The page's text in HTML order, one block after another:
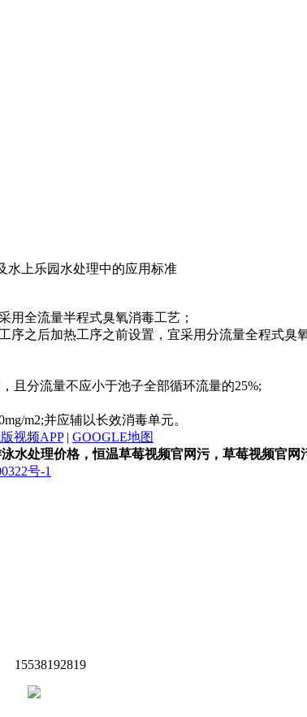
水上乐园水处理中的应用标准
用全流量半程式臭氧消毒工艺；
之后加热工序之前设置，宜采用分流量全程式臭
且分流量不应小于池子全部循环流量的25%;
m2;并应辅以长效消毒单元。
视频APP| GOOGLE地图
水处理价格，恒温草莓视频官网污，草莓视频官网
号-1
15538192819